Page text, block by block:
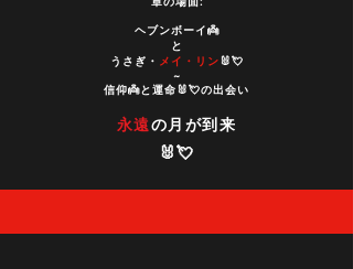
ヘブンボーイ👼
と
うさぎ・ メイ・リン🐰💘
~
信仰👼と運命🐰💘の出会い
永遠の月が到来
🐰💘